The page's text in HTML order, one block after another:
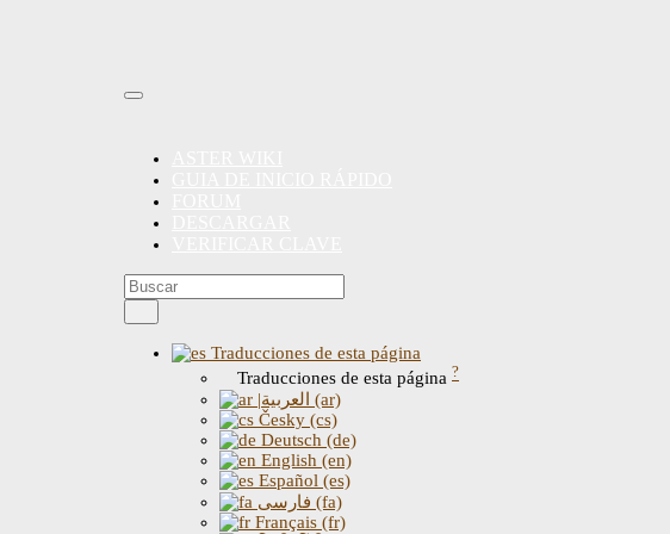
Traducciones de esta página
Traducciones de esta página ?
|العربية (ar)
Česky (cs)
Deutsch (de)
English (en)
Español (es)
فارسی (fa)
Français (fr)